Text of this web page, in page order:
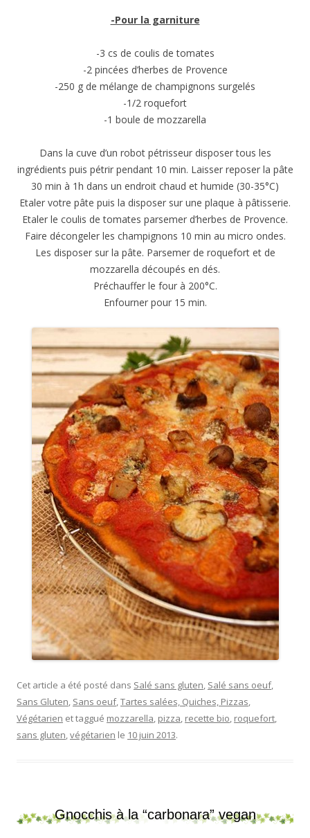
-Pour la garniture
-3 cs de coulis de tomates
-2 pincées d’herbes de Provence
-250 g de mélange de champignons surgelés
-1/2 roquefort
-1 boule de mozzarella
Dans la cuve d’un robot pétrisseur disposer tous les
ingrédients puis pétrir pendant 10 min. Laisser reposer la pâte
30 min à 1h dans un endroit chaud et humide (30-35°C)
Etaler votre pâte puis la disposer sur une plaque à pâtisserie.
Etaler le coulis de tomates parsemer d’herbes de Provence.
Faire décongeler les champignons 10 min au micro ondes.
Les disposer sur la pâte. Parsemer de roquefort et de
mozzarella découpés en dés.
Préchauffer le four à 200°C.
Enfourner pour 15 min.
Cet article a été posté dans Salé sans gluten, Salé sans oeuf,
Sans Gluten, Sans oeuf,Tartes salées, Quiches, Pizzas,
Végétarien et taggué mozzarella, pizza, recette bio, roquefort,
sans gluten,végétarien le 10 juin 2013.
Gnocchis à la “carbonara” vegan